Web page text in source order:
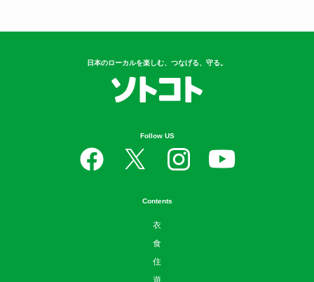
日本のローカルを楽しむ、つなげる、守る。
Follow US
Contents
衣
食
住
遊